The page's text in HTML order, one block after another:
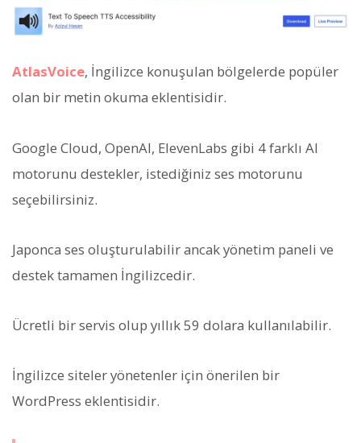
AtlasVoice, İngilizce konuşulan bölgelerde popüler
olan bir metin okuma eklentisidir.
Google Cloud, OpenAI, ElevenLabs gibi 4 farklı AI
motorunu destekler, istediğiniz ses motorunu
seçebilirsiniz.
Japonca ses oluşturulabilir ancak yönetim paneli ve
destek tamamen İngilizcedir.
Ücretli bir servis olup yıllık 59 dolara kullanılabilir.
İngilizce siteler yönetenler için önerilen bir
WordPress eklentisidir.